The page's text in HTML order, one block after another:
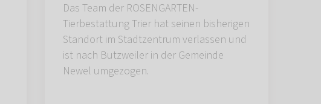
Das Team der ROSENGARTEN-
Tierbestattung Trier hat seinen bisherigen
Standort im Stadtzentrum verlassen und
ist nach Butzweiler in der Gemeinde
Newel umgezogen.